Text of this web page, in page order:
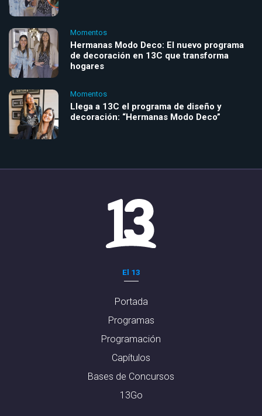
Momentos
Hermanas Modo Deco: El nuevo programa
de decoración en 13C que transforma
hogares
Momentos
Llega a 13C el programa de diseño y
decoración: “Hermanas Modo Deco”
El 13
Portada
Programas
Programación
Capítulos
Bases de Concursos
13Go